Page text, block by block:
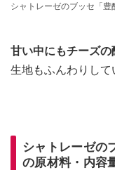
シャトレーゼのブッセ「
甘い中にもチーズの
生地もふんわりして
シャトレーゼの
の原材料・内容